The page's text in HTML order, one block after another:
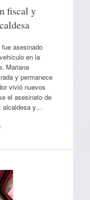
fiscal y
asesinado
en la
Mariana
y permanece
vivió nuevos
el asesinato de
alcaldesa y…
.